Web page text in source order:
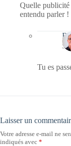
Quelle publicité
entendu parler !
30/
Tu es
Laisser un
Votre adresse e-mail ne
indiqués avec *